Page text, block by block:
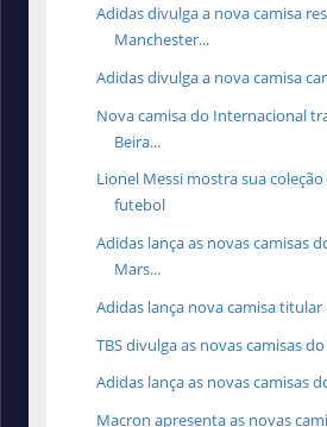
Adidas divulga a nova camisa
Manchester...
Adidas divulga a nova camisa
Nova camisa do Internacional
Beira...
Lionel Messi mostra sua
futebol
Adidas lança as novas camisas
Mars...
Adidas lança nova camisa
TBS divulga as novas camisas
Adidas lança as novas camisas
Macron apresenta as novas